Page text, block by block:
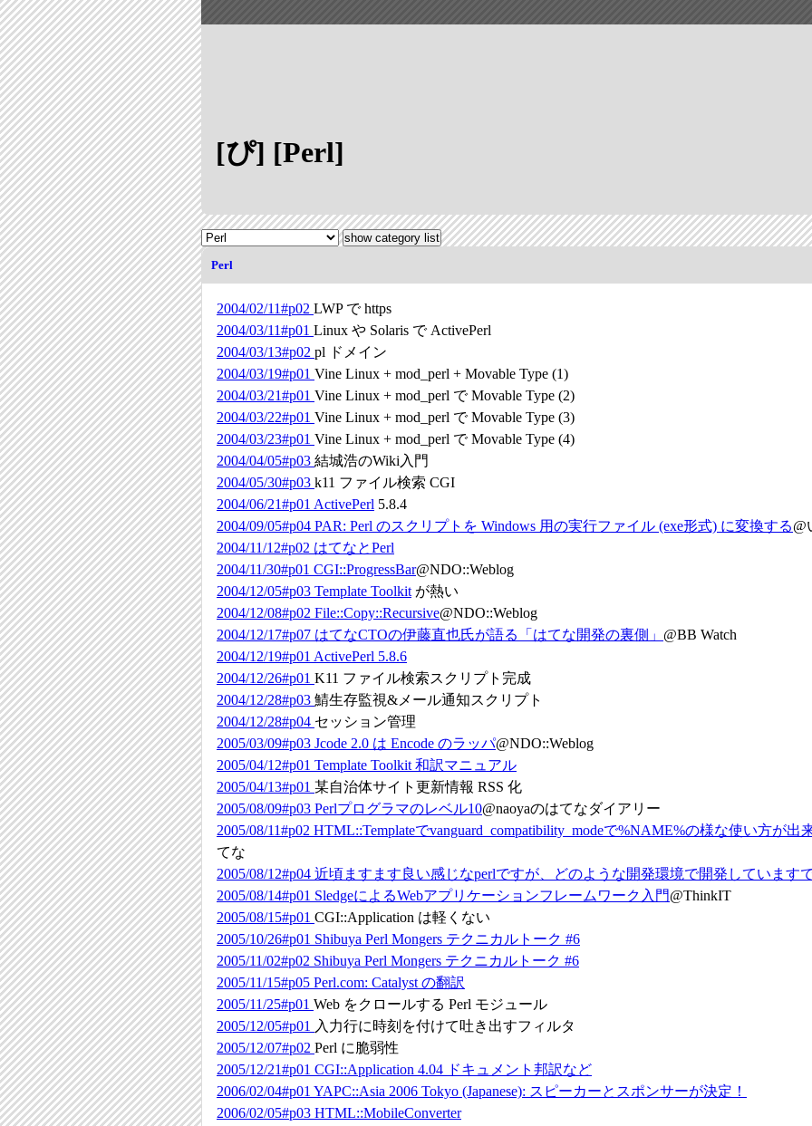
[ぴ] [Perl]
Perl
2004/02/11#p02 LWP で https
2004/03/11#p01 Linux や Solaris で ActivePerl
2004/03/13#p02 pl ドメイン
2004/03/19#p01 Vine Linux + mod_perl + Movable Type (1)
2004/03/21#p01 Vine Linux + mod_perl で Movable Type (2)
2004/03/22#p01 Vine Linux + mod_perl で Movable Type (3)
2004/03/23#p01 Vine Linux + mod_perl で Movable Type (4)
2004/04/05#p03 結城浩のWiki入門
2004/05/30#p03 k11 ファイル検索 CGI
2004/06/21#p01 ActivePerl 5.8.4
2004/09/05#p04 PAR: Perl のスクリプトを Windows 用の実行ファイル (exe形式) に変換する@
2004/11/12#p02 はてなとPerl
2004/11/30#p01 CGI::ProgressBar@NDO::Weblog
2004/12/05#p03 Template Toolkit が熱い
2004/12/08#p02 File::Copy::Recursive@NDO::Weblog
2004/12/17#p07 はてなCTOの伊藤直也氏が語る「はてな開発の裏側」 @BB Watch
2004/12/19#p01 ActivePerl 5.8.6
2004/12/26#p01 K11 ファイル検索スクリプト完成
2004/12/28#p03 鯖生存監視&メール通知スクリプト
2004/12/28#p04 セッション管理
2005/03/09#p03 Jcode 2.0 は Encode のラッパ@NDO::Weblog
2005/04/12#p01 Template Toolkit 和訳マニュアル
2005/04/13#p01 某自治体サイト更新情報 RSS 化
2005/08/09#p03 Perlプログラマのレベル10@naoyaのはてなダイアリー
2005/08/11#p02 HTML::Templateでvanguard_compatibility_modeで%NAME%の様な使い方が
てな
2005/08/12#p04 近頃ますます良い感じなperlですが、どのような開発環境で開発しています
2005/08/14#p01 SledgeによるWebアプリケーションフレームワーク入門@ThinkIT
2005/08/15#p01 CGI::Application は軽くない
2005/10/26#p01 Shibuya Perl Mongers テクニカルトーク #6
2005/11/02#p02 Shibuya Perl Mongers テクニカルトーク #6
2005/11/15#p05 Perl.com: Catalyst の翻訳
2005/11/25#p01 Web をクロールする Perl モジュール
2005/12/05#p01 入力行に時刻を付けて吐き出すフィルタ
2005/12/07#p02 Perl に脆弱性
2005/12/21#p01 CGI::Application 4.04 ドキュメント邦訳など
2006/02/04#p01 YAPC::Asia 2006 Tokyo (Japanese): スピーカーとスポンサーが決定！
2006/02/05#p03 HTML::MobileConverter